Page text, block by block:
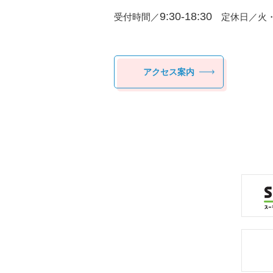
受付時間／9:30-18:30 定休日／火
アクセス案内